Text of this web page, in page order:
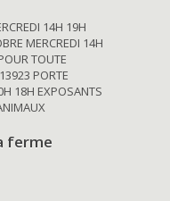
14H 19H
MERCREDI 14H
TOUTE
PORTE
18H EXPOSANTS
ferme